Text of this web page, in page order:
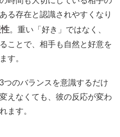
る存在と認識されやすくなり
。重い「好き」ではなく、
ことで、相手も自然と好意を
す。
つのバランスを意識するだけ
えなくても、彼の反応が変わ
ます。